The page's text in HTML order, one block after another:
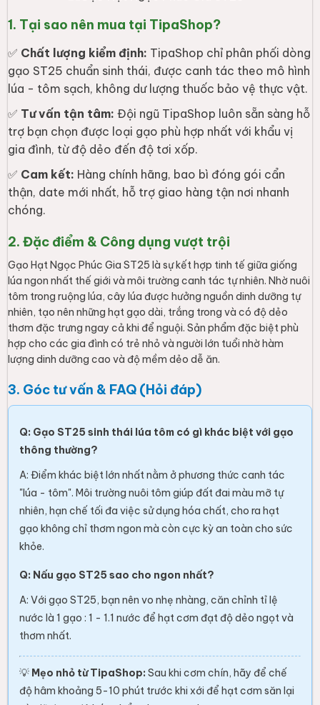
1. Tại sao nên mua tại TipaShop?
✅ Chất lượng kiểm định: TipaShop chỉ phân phối dòng
gạo ST25 chuẩn sinh thái, được canh tác theo mô hình
lúa - tôm sạch, không dư lượng thuốc bảo vệ thực vật.
✅ Tư vấn tận tâm: Đội ngũ TipaShop luôn sẵn sàng hỗ
trợ bạn chọn được loại gạo phù hợp nhất với khẩu vị
gia đình, từ độ dẻo đến độ tơi xốp.
✅ Cam kết: Hàng chính hãng, bao bì đóng gói cẩn
thận, date mới nhất, hỗ trợ giao hàng tận nơi nhanh
chóng.
2. Đặc điểm & Công dụng vượt trội
Gạo Hạt Ngọc Phúc Gia ST25 là sự kết hợp tinh tế giữa giống
lúa ngon nhất thế giới và môi trường canh tác tự nhiên. Nhờ nuôi
tôm trong ruộng lúa, cây lúa được hưởng nguồn dinh dưỡng tự
nhiên, tạo nên những hạt gạo dài, trắng trong và có độ dẻo
thơm đặc trưng ngay cả khi để nguội. Sản phẩm đặc biệt phù
hợp cho các gia đình có trẻ nhỏ và người lớn tuổi nhờ hàm
lượng dinh dưỡng cao và độ mềm dẻo dễ ăn.
3. Góc tư vấn & FAQ (Hỏi đáp)
Q: Gạo ST25 sinh thái lúa tôm có gì khác biệt với gạo
thông thường?
A: Điểm khác biệt lớn nhất nằm ở phương thức canh tác
"lúa - tôm". Môi trường nuôi tôm giúp đất đai màu mỡ tự
nhiên, hạn chế tối đa việc sử dụng hóa chất, cho ra hạt
gạo không chỉ thơm ngon mà còn cực kỳ an toàn cho sức
khỏe.
Q: Nấu gạo ST25 sao cho ngon nhất?
A: Với gạo ST25, bạn nên vo nhẹ nhàng, căn chỉnh tỉ lệ
nước là 1 gạo : 1 - 1.1 nước để hạt cơm đạt độ dẻo ngọt và
thơm nhất.
💡 Mẹo nhỏ từ TipaShop: Sau khi cơm chín, hãy để chế
độ hâm khoảng 5-10 phút trước khi xới để hạt cơm săn lại